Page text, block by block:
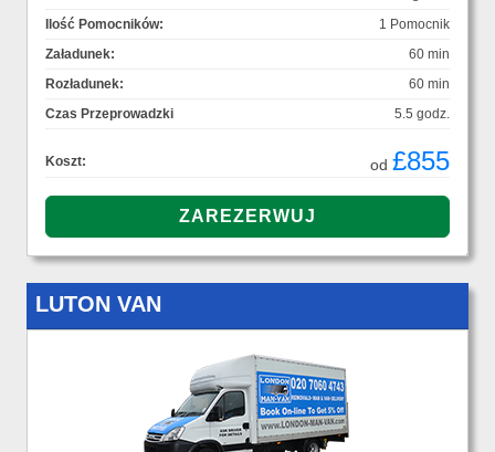
Ilość Pomocników:
1 Pomocnik
Załadunek:
60 min
Rozładunek:
60 min
Czas Przeprowadzki
5.5 godz.
Koszt: od £855
LUTON VAN